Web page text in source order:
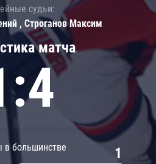
матча
большинстве 1
судьи:
, Строганов Максим